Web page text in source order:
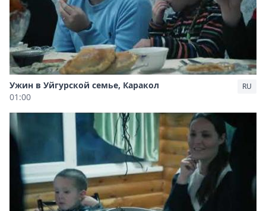
Ужин в Уйгурской семье, Каракол
01:00
RU